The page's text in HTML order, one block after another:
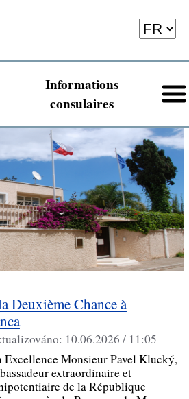
Informations
consulaires
Deuxième Chance à
10.06.2026 / 11:05
Excellence Monsieur Pavel Klucký,
extraordinaire et
de la République